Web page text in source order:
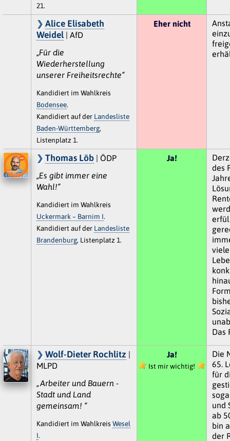
21.
Alice Elisabeth
Weidel | AfD
„Für die
Wiederherstellung
unserer Freiheitsrechte“
Kandidiert im Wahlkreis
Bodensee.
Kandidiert auf der Landesliste
Baden-Württemberg,
Listenplatz 1.
Eher nicht
Thomas Löb| ÖDP
„Es gibt immer eine
Wahl!“
Kandidiert im Wahlkreis
Uckermark – Barnim I.
Kandidiert auf der Landesliste
Brandenburg, Listenplatz 1.
Ja!
des
Das
Wolf-Dieter Rochlitz |
MLPD
„Arbeiter und Bauern -
Stadt und Land
gemeinsam! “
Kandidiert im Wahlkreis Wesel
I.
Ja!
Ist mir wichtig!
Die
65.
für
und
ab
bin
der